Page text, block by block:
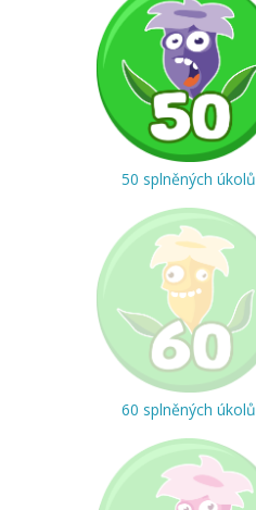
50 splněných úkolů
60 splněných úkolů